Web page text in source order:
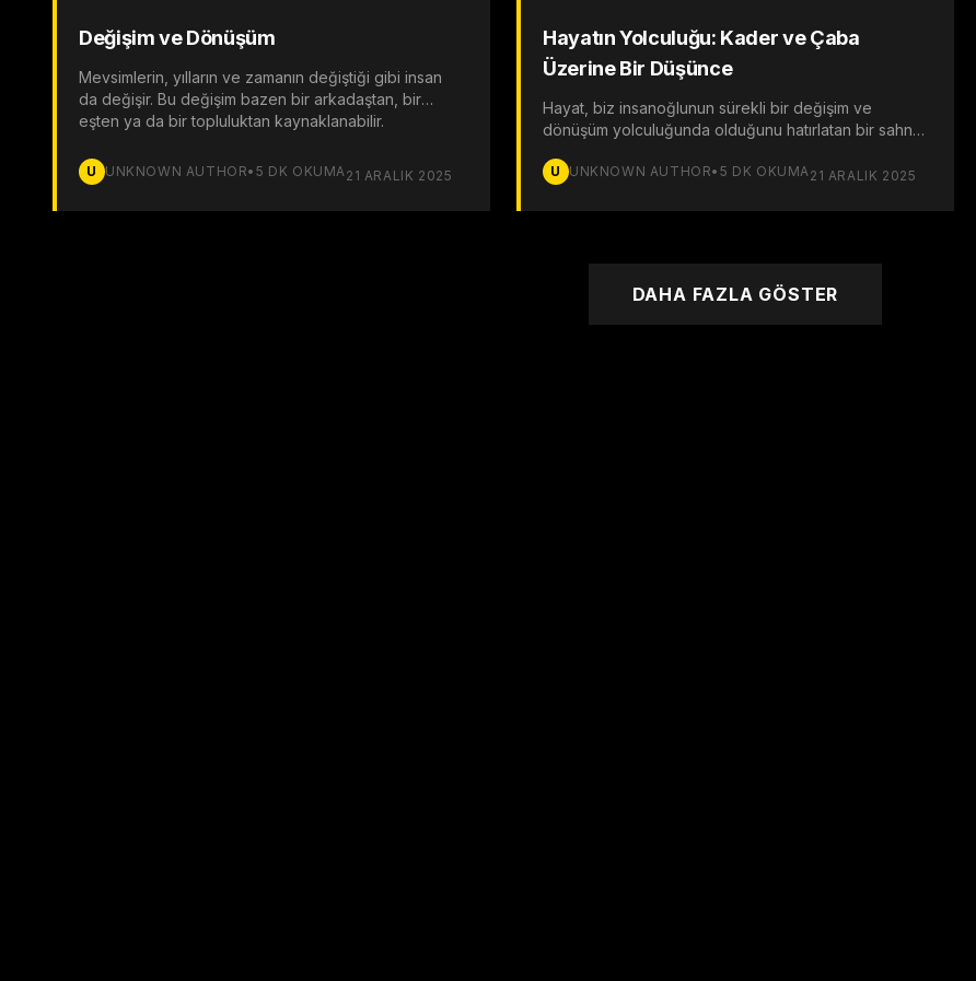
Değişim ve Dönüşüm
Mevsimlerin, yılların ve zamanın değiştiği gibi insan
da değişir. Bu değişim bazen bir arkadaştan, bir
eşten ya da bir topluluktan kaynaklanabilir.
U UNKNOWN AUTHOR•5 DK OKUMA21 ARALIK 2025
Hayatın Yolculuğu: Kader ve Çaba
Üzerine Bir Düşünce
Hayat, biz insanoğlunun sürekli bir değişim ve
dönüşüm yolculuğunda olduğunu hatırlatan bir sahne
noktaları ve karmaşık durumlar, yaşamın doğal bir
U UNKNOWN AUTHOR•5 DK OKUMA21 ARALIK 2025
DAHA FAZLA GÖSTER